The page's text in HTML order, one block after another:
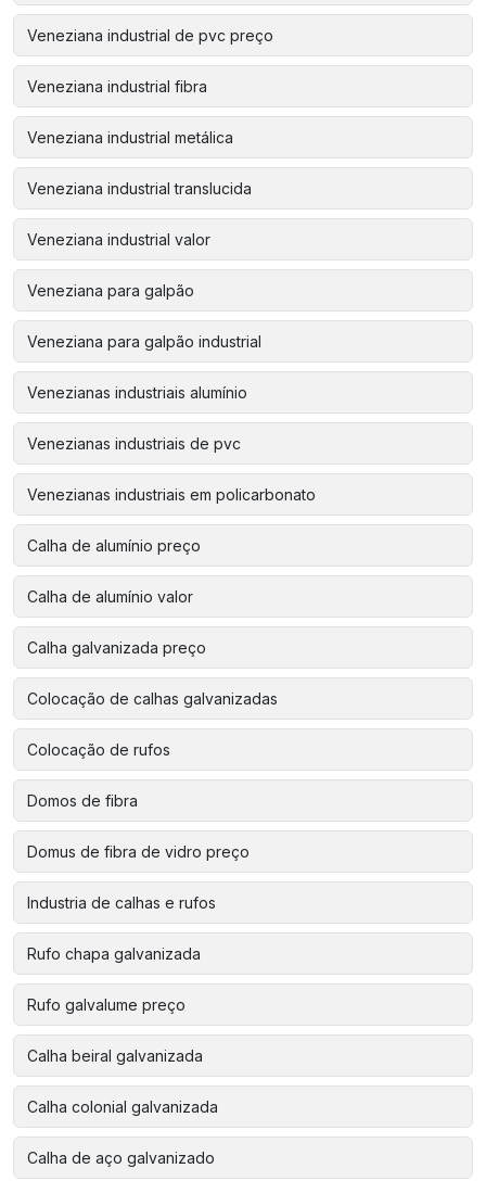
Veneziana industrial de pvc preço
Veneziana industrial fibra
Veneziana industrial metálica
Veneziana industrial translucida
Veneziana industrial valor
Veneziana para galpão
Veneziana para galpão industrial
Venezianas industriais alumínio
Venezianas industriais de pvc
Venezianas industriais em policarbonato
Calha de alumínio preço
Calha de alumínio valor
Calha galvanizada preço
Colocação de calhas galvanizadas
Colocação de rufos
Domos de fibra
Domus de fibra de vidro preço
Industria de calhas e rufos
Rufo chapa galvanizada
Rufo galvalume preço
Calha beiral galvanizada
Calha colonial galvanizada
Calha de aço galvanizado